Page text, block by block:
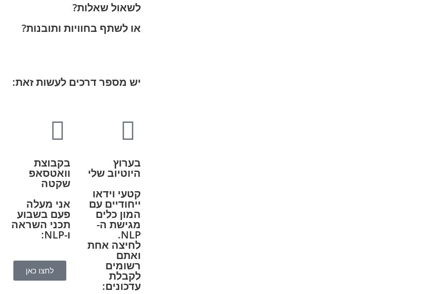
לשאול שאלות?
או לשתף בחוויות ותובנות?
יש מספר דרכים לעשות זאת:
בערוץ
היוטיוב שלי
קטעי וידאו
ייחודיים עם
המון כלים
מגישת ה-
NLP.
לחיצה אחת
ואתם
רשומים
לקבלת
עדכונים:
בקבוצת
וואטסאפ
שקטה
אני מעלה
פעם בשבוע
תכני השראה
ו-NLP:
לחצו כאן